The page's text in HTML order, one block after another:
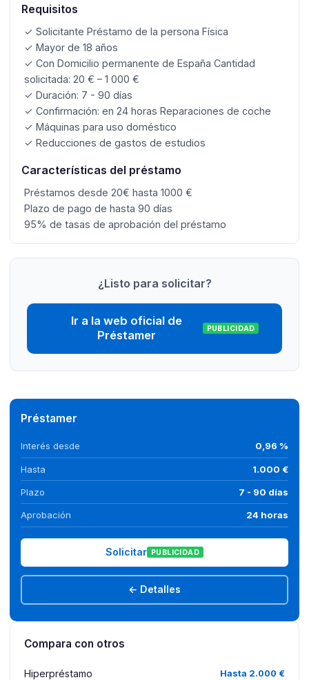
Requisitos
✓ Solicitante Préstamo de la persona Física
✓ Mayor de 18 años
✓ Con Domicilio permanente de España Cantidad
solicitada: 20 € – 1 000 €
✓ Duración: 7 - 90 días
✓ Confirmación: en 24 horas Reparaciones de coche
✓ Máquinas para uso doméstico
✓ Reducciones de gastos de estudios
Características del préstamo
Préstamos desde 20€ hasta 1000 €
Plazo de pago de hasta 90 días
95% de tasas de aprobación del préstamo
¿Listo para solicitar?
Ir a la web oficial de
Préstamer
PUBLICIDAD
Préstamer
Interés desde 0,96 %
Hasta 1.000 €
Plazo 7 - 90 días
Aprobación 24 horas
Solicitar PUBLICIDAD
← Detalles
Compara con otros
Hiperpréstamo Hasta 2.000 €